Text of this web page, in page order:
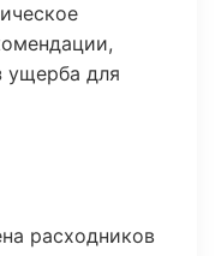
для
расходников